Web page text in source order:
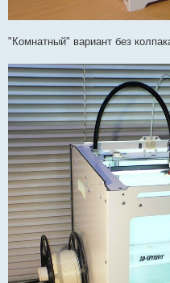
"Комнатный" вариант без